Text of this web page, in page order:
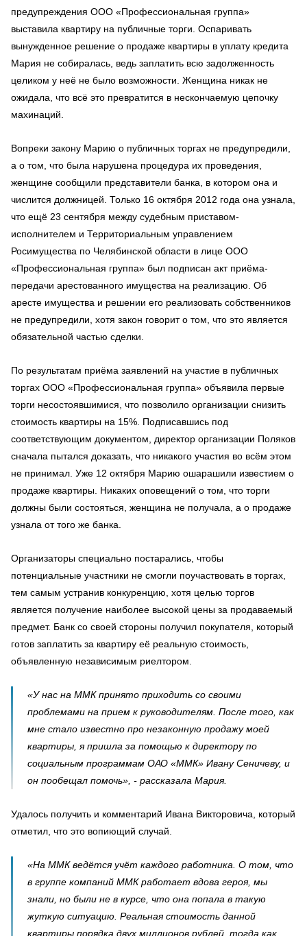
предупреждения ООО «Профессиональная группа»
выставила квартиру на публичные торги. Оспаривать
вынужденное решение о продаже квартиры в уплату кредита
Мария не собиралась, ведь заплатить всю задолженность
целиком у неё не было возможности. Женщина никак не
ожидала, что всё это превратится в нескончаемую цепочку
махинаций.
Вопреки закону Марию о публичных торгах не предупредили,
а о том, что была нарушена процедура их проведения,
женщине сообщили представители банка, в котором она и
числится должницей. Только 16 октября 2012 года она узнала,
что ещё 23 сентября между судебным приставом-
исполнителем и Территориальным управлением
Росимущества по Челябинской области в лице ООО
«Профессиональная группа» был подписан акт приёма-
передачи арестованного имущества на реализацию. Об
аресте имущества и решении его реализовать собственников
не предупредили, хотя закон говорит о том, что это является
обязательной частью сделки.
По результатам приёма заявлений на участие в публичных
торгах ООО «Профессиональная группа» объявила первые
торги несостоявшимися, что позволило организации снизить
стоимость квартиры на 15%. Подписавшись под
соответствующим документом, директор организации Поляков
сначала пытался доказать, что никакого участия во всём этом
не принимал. Уже 12 октября Марию ошарашили известием о
продаже квартиры. Никаких оповещений о том, что торги
должны были состояться, женщина не получала, а о продаже
узнала от того же банка.
Организаторы специально постарались, чтобы
потенциальные участники не смогли поучаствовать в торгах,
тем самым устранив конкуренцию, хотя целью торгов
является получение наиболее высокой цены за продаваемый
предмет. Банк со своей стороны получил покупателя, который
готов заплатить за квартиру её реальную стоимость,
объявленную независимым риелтором.
«У нас на ММК принято приходить со своими
проблемами на прием к руководителям. После того, как
мне стало известно про незаконную продажу моей
квартиры, я пришла за помощью к директору по
социальным программам ОАО «ММК» Ивану Сеничеву, и
он пообещал помочь», - рассказала Мария.
Удалось получить и комментарий Ивана Викторовича, который
отметил, что это вопиющий случай.
«На ММК ведётся учёт каждого работника. О том, что
в группе компаний ММК работает вдова героя, мы
знали, но были не в курсе, что она попала в такую
жуткую ситуацию. Реальная стоимость данной
квартиры порядка двух миллионов рублей, тогда как